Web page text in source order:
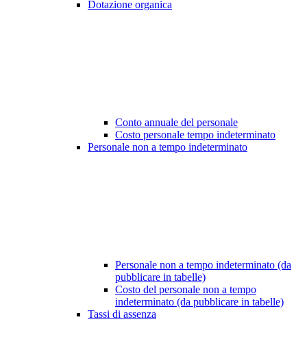
Dotazione organica
Conto annuale del personale
Costo personale tempo indeterminato
Personale non a tempo indeterminato
Personale non a tempo indeterminato (da
pubblicare in tabelle)
Costo del personale non a tempo
indeterminato (da pubblicare in tabelle)
Tassi di assenza